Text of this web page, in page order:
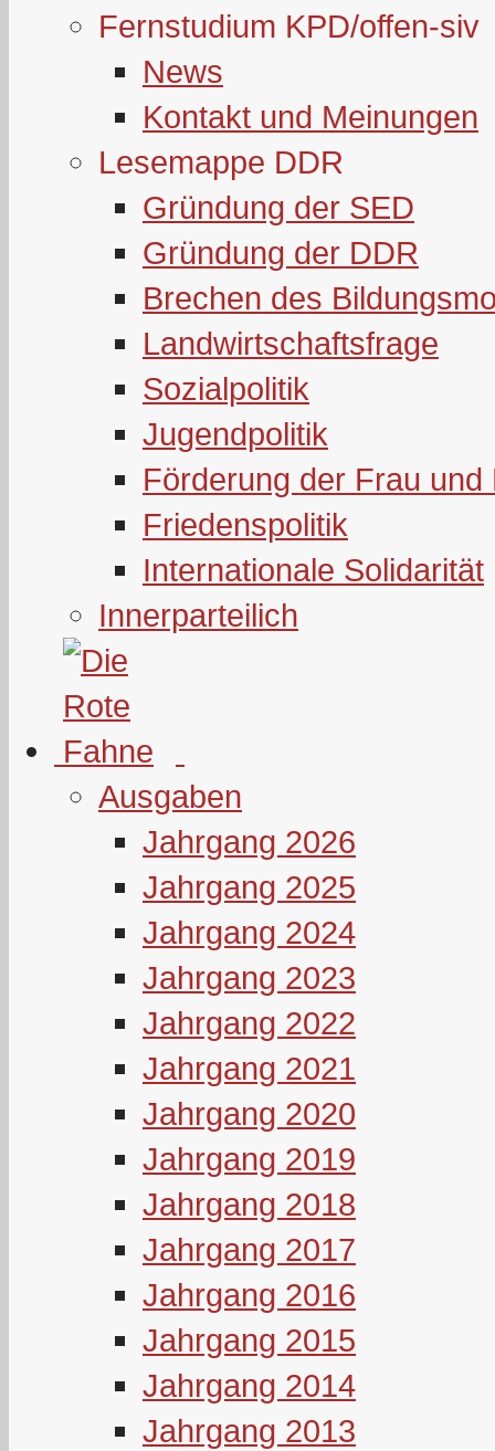
Fernstudium KPD/offen-siv
News
Kontakt und Meinungen
Lesemappe DDR
Gründung der SED
Gründung der DDR
Brechen des
Landwirtschaftsfrage
Sozialpolitik
Jugendpolitik
Förderung der Frau und
Friedenspolitik
Internationale Solidarität
Innerparteilich
Ausgaben
Jahrgang 2026
Jahrgang 2025
Jahrgang 2024
Jahrgang 2023
Jahrgang 2022
Jahrgang 2021
Jahrgang 2020
Jahrgang 2019
Jahrgang 2018
Jahrgang 2017
Jahrgang 2016
Jahrgang 2015
Jahrgang 2014
Jahrgang 2013